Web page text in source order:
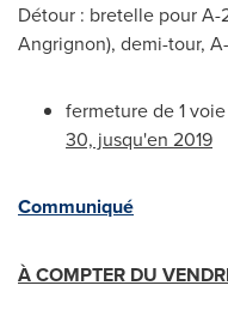
Détour : bretelle pour
Angrignon), demi-tour,
fermeture de 1
30, jusqu'en 2019
Communiqué
À COMPTER DU